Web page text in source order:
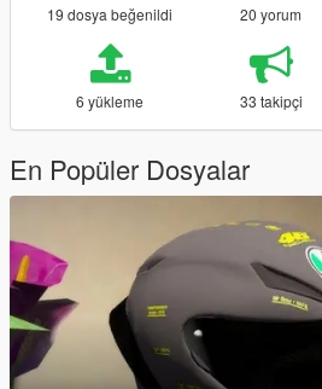
19 dosya beğenildi 20 yorum
6 yükleme 33 takipçi
En Popüler Dosyalar